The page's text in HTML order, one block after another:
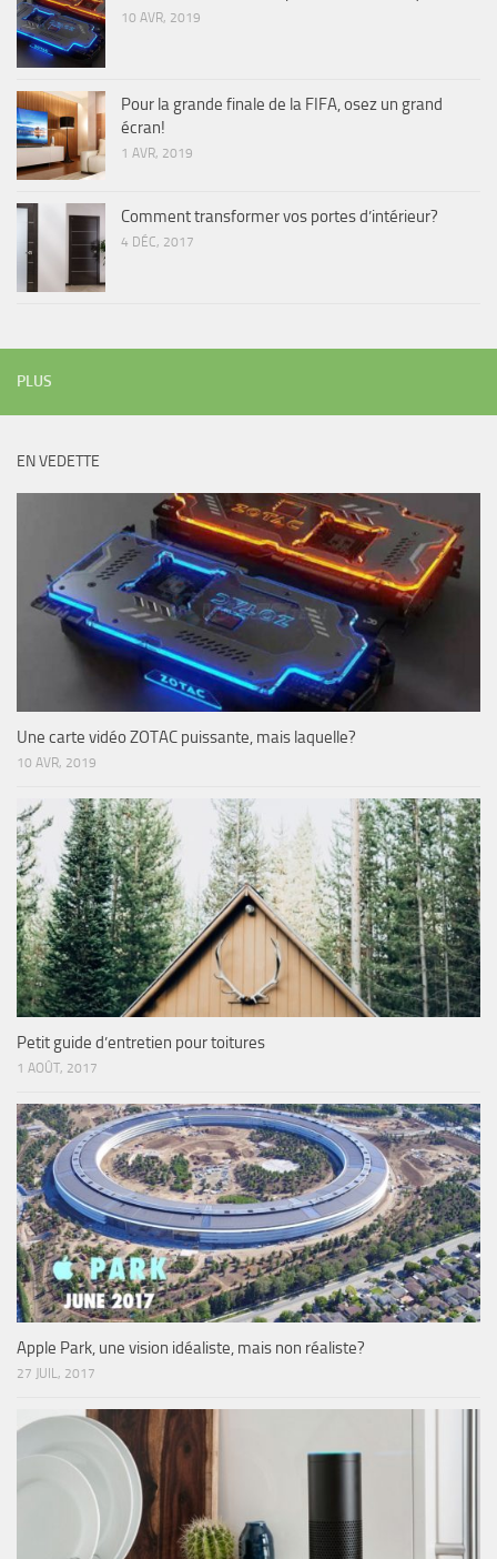
10 AVR, 2019
Pour la grande finale de la FIFA, osez un grand
écran!
1 AVR, 2019
Comment transformer vos portes d’intérieur?
4 DÉC, 2017
PLUS
EN VEDETTE
Une carte vidéo ZOTAC puissante, mais laquelle?
10 AVR, 2019
Petit guide d’entretien pour toitures
1 AOÛT, 2017
Apple Park, une vision idéaliste, mais non réaliste?
27 JUIL, 2017